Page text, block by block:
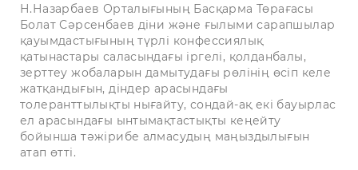
Н.Назарбаев Орталығының Басқарма Төрағасы
Болат Сәрсенбаев діни және ғылыми сарапшылар
қауымдастығының түрлі конфессиялық
қатынастары саласындағы іргелі, қолданбалы,
зерттеу жобаларын дамытудағы рөлінің өсіп келе
жатқандығын, діндер арасындағы
толеранттылықты нығайту, сондай-ақ екі бауырлас
ел арасындағы ынтымақтастықты кеңейту
бойынша тәжірибе алмасудың маңыздылығын
атап өтті.